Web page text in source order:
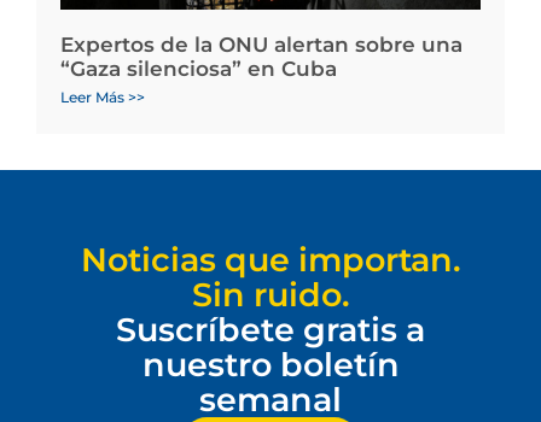
Expertos de la ONU alertan sobre una
“Gaza silenciosa” en Cuba
Leer Más >>
Noticias que importan.
Sin ruido.
Suscríbete gratis a
nuestro boletín
semanal